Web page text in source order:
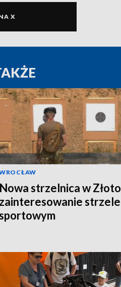
X
Nowa strzelnica w
zainteresowanie